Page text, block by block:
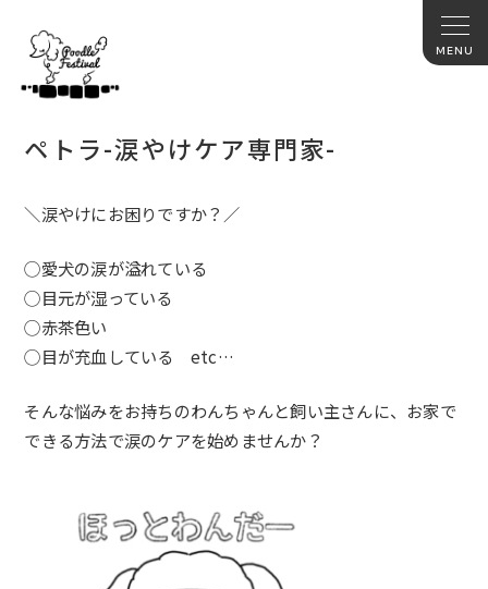
ペトラ-涙やけケア専門家-
＼涙やけにお困りですか？／
◯愛犬の涙が溢れている
◯目元が湿っている
◯赤茶色い
◯目が充血している etc…
そんな悩みをお持ちのわんちゃんと飼い主さんに、 お家で
できる方法で涙のケアを始めませんか？